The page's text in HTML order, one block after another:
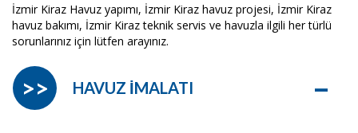
İzmir Kiraz Havuz yapımı, İzmir Kiraz havuz projesi, İzmir Kiraz
havuz bakımı, İzmir Kiraz teknik servis ve havuzla ilgili her türlü
sorunlarınız için lütfen arayınız.
HAVUZ İMALATI –
>>